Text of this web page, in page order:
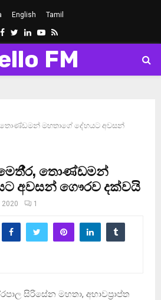
English Tamil
Facebook
Twitter
LinkedinYoutube
Rss
FM
මහතාගේ දේහයට අවසන්
තොණ්ඩමන්
අවසන් ගෞරව දක්වයි
2020 1
සිරිසේන මහතා, අභාවප‍්‍රාප්ත